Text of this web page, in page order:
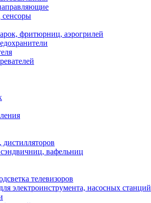
сенсоры
фритюрниц, аэрогрилей
дистилляторов
вафельниц
телевизоров
электроинструмента, насосных станций